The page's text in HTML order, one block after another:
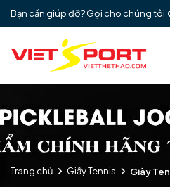
Bạn cần giúp đỡ? Gọi cho chúng tôi
Trang chủ Giầy Tennis Giày